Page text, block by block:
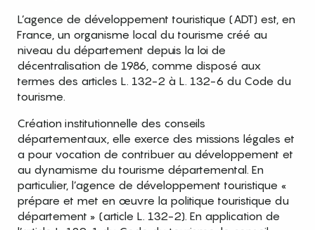
L’agence de développement touristique (ADT) est, en
France, un organisme local du tourisme créé au
niveau du département depuis la loi de
décentralisation de 1986, comme disposé aux
termes des articles L. 132-2 à L. 132-6 du Code du
tourisme.
Création institutionnelle des conseils
départementaux, elle exerce des missions légales et
a pour vocation de contribuer au développement et
au dynamisme du tourisme départemental. En
particulier, l’agence de développement touristique «
prépare et met en œuvre la politique touristique du
département » (article L. 132-2). En application de